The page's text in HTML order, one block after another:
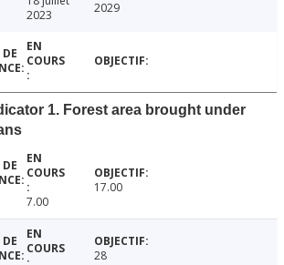
2023
2029
1. Forest area brought under
7.00
17.00
28